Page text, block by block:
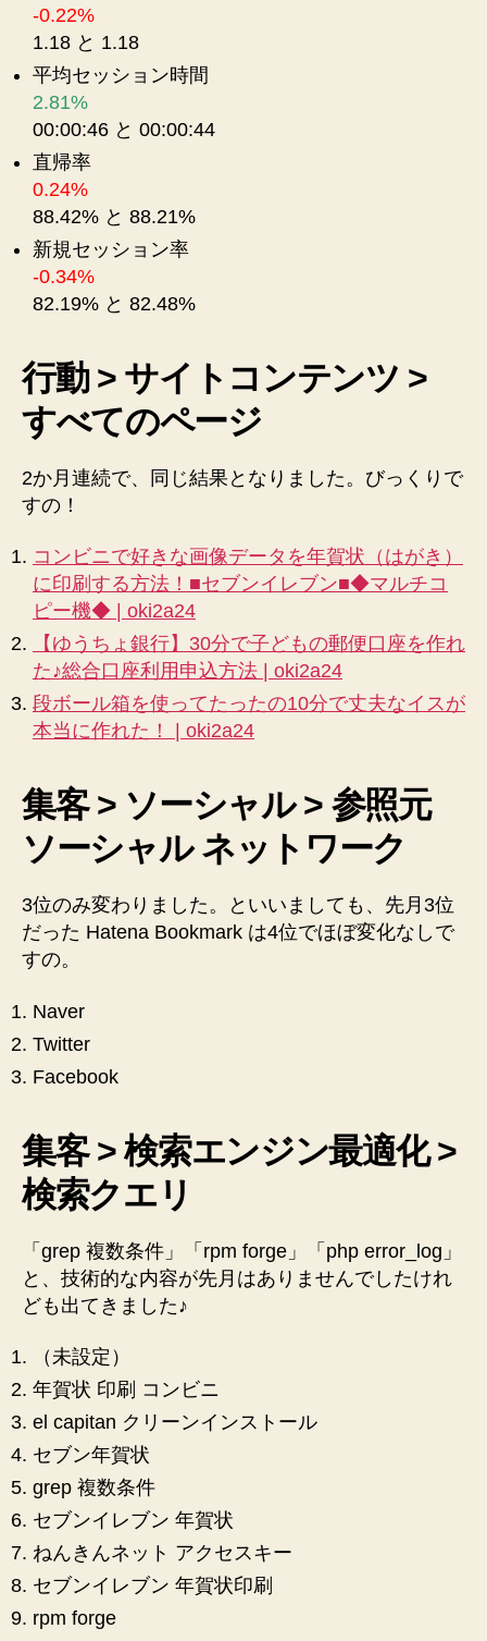
-0.22%
1.18 と 1.18
平均セッション時間
2.81%
00:00:46 と 00:00:44
直帰率
0.24%
88.42% と 88.21%
新規セッション率
-0.34%
82.19% と 82.48%
行動 > サイトコンテンツ >
すべてのページ
2か月連続で、同じ結果となりました。びっくりで
すの！
コンビニで好きな画像データを年賀状（はがき）
に印刷する方法！■セブンイレブン■◆マルチコ
ピー機◆ | oki2a24
【ゆうちょ銀行】30分で子どもの郵便口座を作れ
た♪総合口座利用申込方法 | oki2a24
段ボール箱を使ってたったの10分で丈夫なイスが
本当に作れた！ | oki2a24
集客 > ソーシャル > 参照元
ソーシャル ネットワーク
3位のみ変わりました。といいましても、先月3位
だった Hatena Bookmark は4位でほぼ変化なしで
すの。
Naver
Twitter
Facebook
集客 > 検索エンジン最適化 >
検索クエリ
「grep 複数条件」「rpm forge」「php error_log」
と、技術的な内容が先月はありませんでしたけれ
ども出てきました♪
（未設定）
年賀状 印刷 コンビニ
el capitan クリーンインストール
セブン年賀状
grep 複数条件
セブンイレブン 年賀状
ねんきんネット アクセスキー
セブンイレブン 年賀状印刷
rpm forge